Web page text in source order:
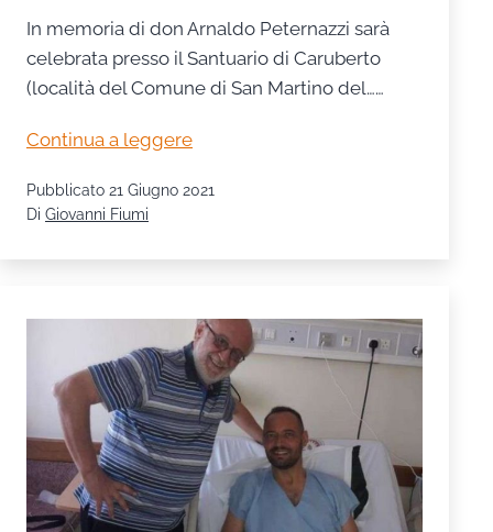
In memoria di don Arnaldo Peternazzi sarà
celebrata presso il Santuario di Caruberto
(località del Comune di San Martino del……
Continua a leggereIn
di
Arnaldo
Pubblicato 21 Giugno 2021
Di Giovanni Fiumi